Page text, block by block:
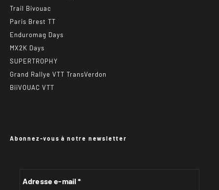
Trail Bivouac
Paris Brest TT
Enduromag Days
MX2K Days
SUPERTROPHY
Grand Rallye VTT TransVerdon
BiiVOUAC VTT
Abonnez-vous à notre newsletter